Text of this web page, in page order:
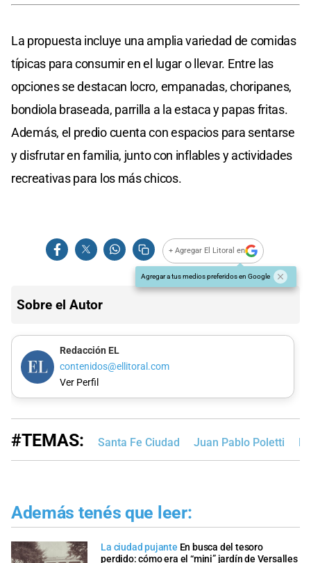
La propuesta incluye una amplia variedad de comidas
típicas para consumir en el lugar o llevar. Entre las
opciones se destacan locro, empanadas, choripanes,
bondiola braseada, parrilla a la estaca y papas fritas.
Además, el predio cuenta con espacios para sentarse
y disfrutar en familia, junto con inflables y actividades
recreativas para los más chicos.
+ Agregar El Litoral en
Agregar a tus medios preferidos en Google
Sobre el Autor
Redacción EL
contenidos@ellitoral.com
Ver Perfil
#TEMAS: Santa Fe Ciudad Juan Pablo Poletti
Además tenés que leer:
La ciudad pujante En busca del tesoro
perdido: cómo era el “mini” jardín de Versalles